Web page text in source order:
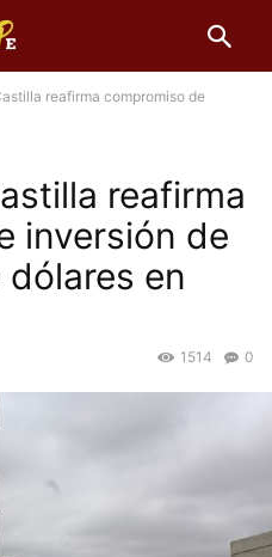
reafirma compromiso de
reafirma
inversión de
en
0
1514